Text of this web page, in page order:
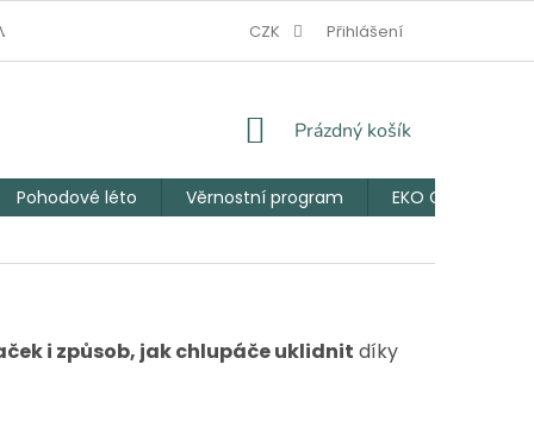
NOUZI JAK VZNIKL EKO CHLUPÁČ VĚRNOSTNÍ PROGRAM
CZK Přihlášení
NÁKUPNÍ
Prázdný košík
Pohodové léto Věrnostní program EKO Chlupáčův
i způsob, jak chlupáče uklidnit díky